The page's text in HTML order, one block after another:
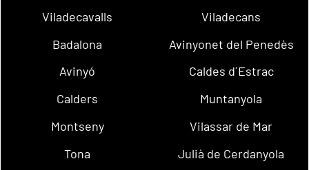
Viladecavalls
Viladecans
Badalona
Avinyonet del Penedès
Avinyó
Caldes d´Estrac
Calders
Muntanyola
Montseny
Vilassar de Mar
Tona
Julià de Cerdanyola